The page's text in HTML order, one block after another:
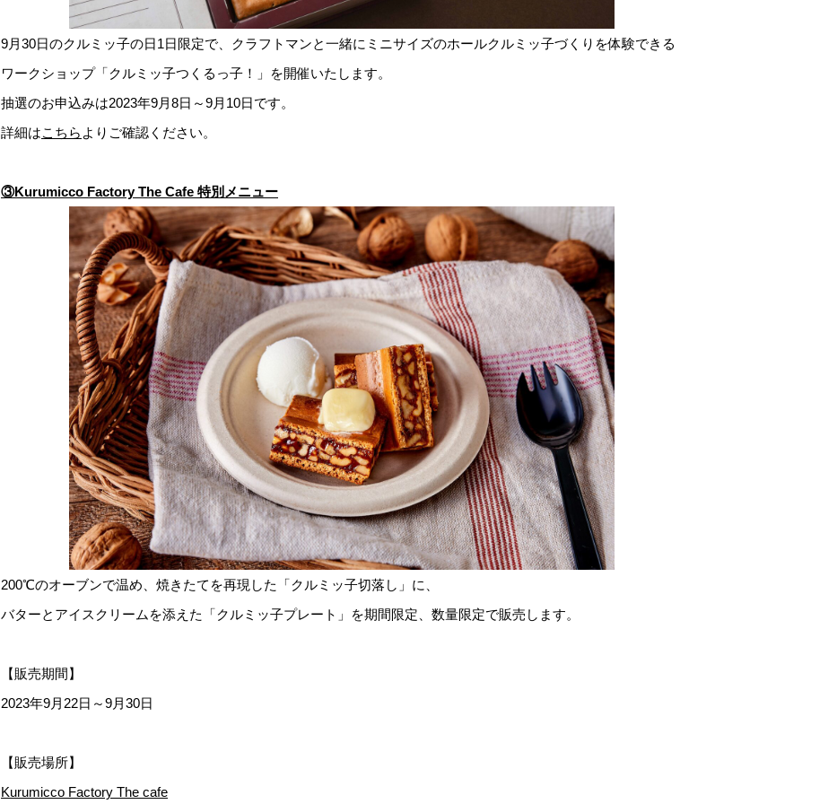
9月30日のクルミッ子の日1日限定で、クラフトマンと一緒にミニサイズのホールクルミッ子づくりを体験できる
ワークショップ「クルミッ子つくるっ子！」を開催いたします。
抽選のお申込みは2023年9月8日～9月10日です。
詳細はこちら よりご確認ください。
③Kurumicco Factory The Cafe 特別メニュー
200℃のオーブンで温め、焼きたてを再現した「クルミッ子切落し」に、
バターとアイスクリームを添えた「クルミッ子プレート」を期間限定、数量限定で販売します。
【販売期間】
2023年9月22日～9月30日
【販売場所】
Kurumicco Factory The cafe